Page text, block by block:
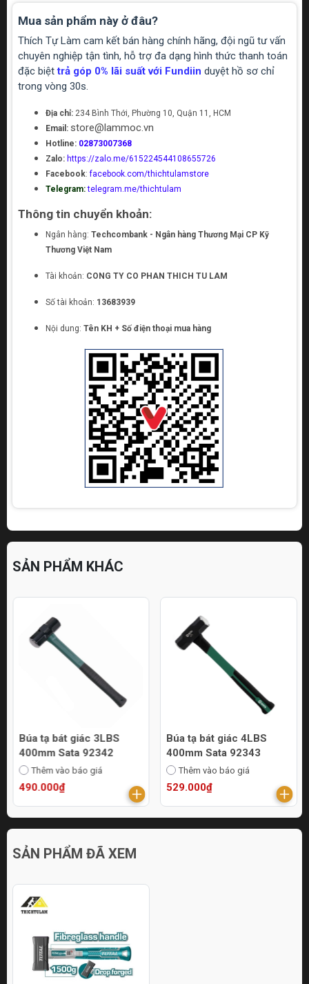
Mua sản phẩm này ở đâu?
Thích Tự Làm cam kết bán hàng chính hãng, đội ngũ tư vấn
chuyên nghiệp tận tình, hỗ trợ đa dạng hình thức thanh toán
đặc biệttrả góp 0% lãi suất với Fundiin duyệt hồ sơ chỉ
trong vòng 30s.
Địa chỉ: 234 Bình Thới, Phường 10, Quận 11, HCM
Email: store@lammoc.vn
Hotline: 02873007368
Zalo: https://zalo.me/615224544108655726
Facebook:facebook.com/thichtulamstore
Telegram: telegram.me/thichtulam
Thông tin chuyển khoản:
Ngân hàng: Techcombank - Ngân hàng Thương Mại CP Kỹ
Thương Việt Nam
Tài khoản: CONG TY CO PHAN THICH TU LAM
Số tài khoản: 13683939
Nội dung: Tên KH + Số điện thoại mua hàng
SẢN PHẨM KHÁC
Búa tạ bát giác 3LBS
400mm Sata 92342
Thêm vào báo giá
490.000₫
Búa tạ bát giác 4LBS
400mm Sata 92343
Thêm vào báo giá
529.000₫
SẢN PHẨM ĐÃ XEM